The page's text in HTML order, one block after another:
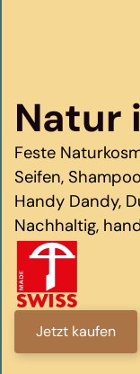
Natur
Feste
Seifen,
Handy Dandy,
Nachhaltig,
Jetzt kaufen